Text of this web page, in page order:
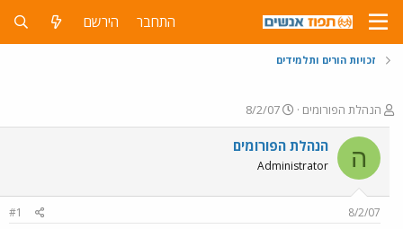
התחבר הירשם
זכויות הורים ותלמידים
פ
ו
ת
ח
ה
ש
הנהלת הפורומים
פ
ו
ר
ם
8/2/07
ה הנהלת הפורומים
Administrator
8/2/07
#1